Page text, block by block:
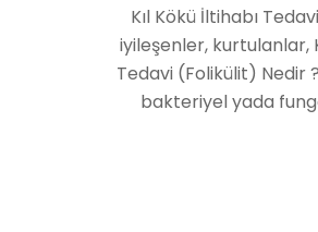
Kıl Kökü İltihabı
iyileşenler, kurtulanlar,
Tedavi (Folikülit) Nedir
bakteriyel yada